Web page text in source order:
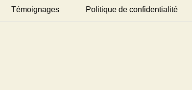
Témoignages Politique de confidentialité